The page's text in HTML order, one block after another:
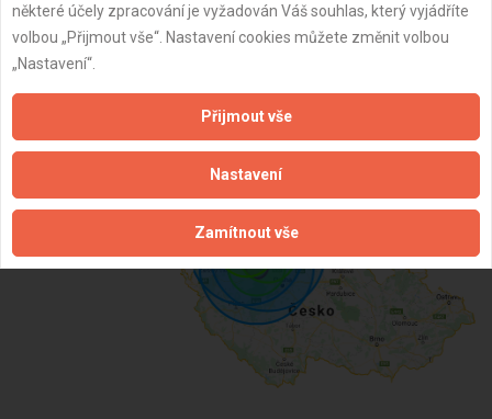
osob včetně řidiče od 03/2019
Subjekt:
37 let
Dostupnost:
některé účely zpracování je vyžadován Váš souhlas, který vyjádříte
volbou „Přijmout vše“. Nastavení cookies můžete změnit volbou
„Nastavení“.
Přijmout vše
Nastavení
Zamítnout vše